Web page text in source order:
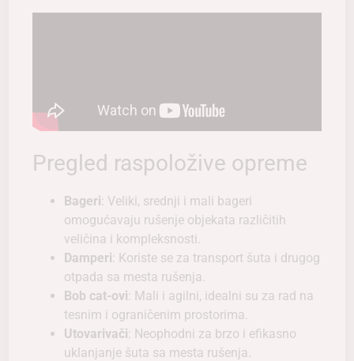
Pregled raspoložive opreme
Bageri: Veliki, srednji i mali bageri
omogućavaju rušenje objekata različitih
veličina i kompleksnosti.
Damperi: Koriste se za transport šuta i drugog
otpada sa mesta rušenja.
Bob cat-ovi: Mali i agilni, idealni su za rad na
tesnim i ograničenim prostorima.
Utovarivači: Neophodni za brzo i efikasno
uklanjanje šuta sa mesta rušenja.